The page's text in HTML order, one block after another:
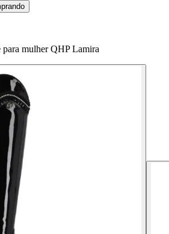
para mulher QHP Lamira